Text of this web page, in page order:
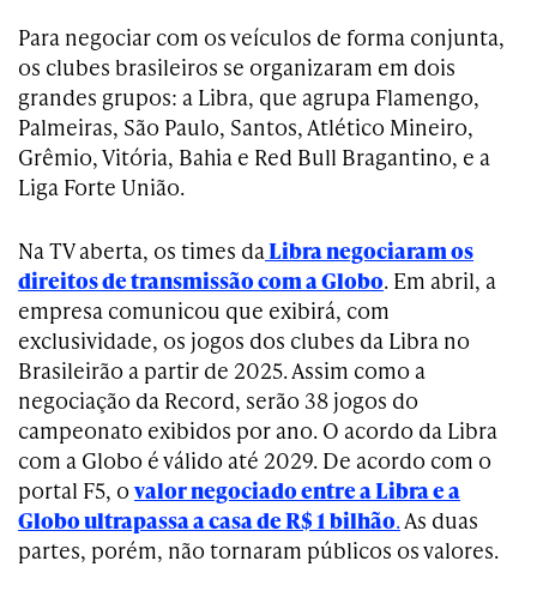
Para negociar com os veículos de forma conjunta,
os clubes brasileiros se organizaram em dois
grandes grupos: a Libra, que agrupa Flamengo,
Palmeiras, São Paulo, Santos, Atlético Mineiro,
Grêmio, Vitória, Bahia e Red Bull Bragantino, e a
Liga Forte União.
Na TV aberta, os times daLibra negociaram os
direitos de transmissão com a Globo. Em abril, a
empresa comunicou que exibirá, com
exclusividade, os jogos dos clubes da Libra no
Brasileirão a partir de 2025. Assim como a
negociação da Record, serão 38 jogos do
campeonato exibidos por ano. O acordo da Libra
com a Globo é válido até 2029. De acordo com o
portal F5, ovalor negociado entre a Libra e a
Globo ultrapassa a casa de R$ 1 bilhão.As duas
partes, porém, não tornaram públicos os valores.